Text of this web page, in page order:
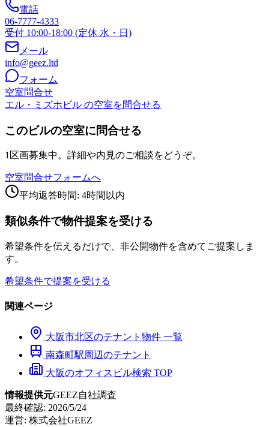
電話
06-7777-4333
受付 10:00-18:00 (定休 水・日)
メール
info@geez.ltd
フォーム
空室問合せ
エル・ミズホビル の空室を問合せる
このビルの空室に問合せる
1区画募集中。詳細や内見のご相談をどうぞ。
空室問合せフォームへ
平均返答時間: 4時間以内
類似条件で物件提案を受ける
希望条件を伝えるだけで、非公開物件を含めてご提案しま
す。
希望条件で提案を受ける
関連ページ
大阪市北区のテナント物件 一覧
南森町駅周辺のテナント
大阪のオフィスビル検索 TOP
情報提供元GEEZ自社調査
最終確認: 2026/5/24
運営: 株式会社GEEZ